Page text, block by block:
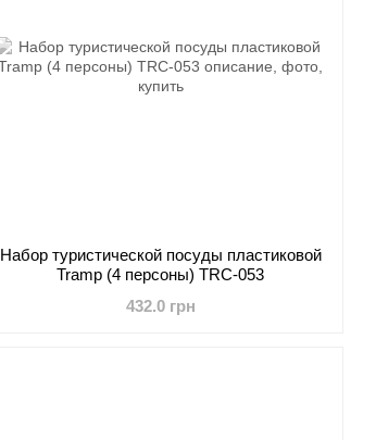
Набор туристической посуды пластиковой
Tramp (4 персоны) TRC-053
432.0 грн